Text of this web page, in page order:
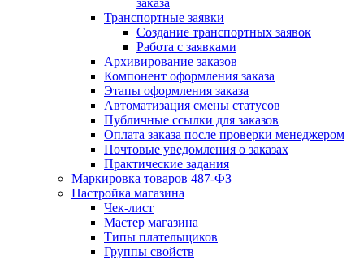
заказа
Транспортные заявки
Создание транспортных заявок
Работа с заявками
Архивирование заказов
Компонент оформления заказа
Этапы оформления заказа
Автоматизация смены статусов
Публичные ссылки для заказов
Оплата заказа после проверки менеджером
Почтовые уведомления о заказах
Практические задания
Маркировка товаров 487-ФЗ
Настройка магазина
Чек-лист
Мастер магазина
Типы плательщиков
Группы свойств